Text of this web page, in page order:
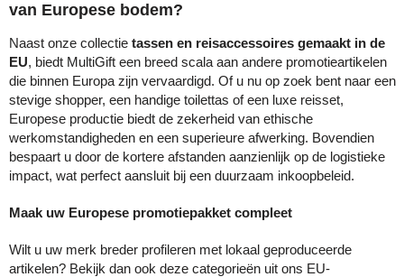
van Europese bodem?
Naast onze collectie tassen en reisaccessoires gemaakt in de
EU, biedt MultiGift een breed scala aan andere promotieartikelen
die binnen Europa zijn vervaardigd. Of u nu op zoek bent naar een
stevige shopper, een handige toilettas of een luxe reisset,
Europese productie biedt de zekerheid van ethische
werkomstandigheden en een superieure afwerking. Bovendien
bespaart u door de kortere afstanden aanzienlijk op de logistieke
impact, wat perfect aansluit bij een duurzaam inkoopbeleid.
Maak uw Europese promotiepakket compleet
Wilt u uw merk breder profileren met lokaal geproduceerde
artikelen? Bekijk dan ook deze categorieën uit ons EU-